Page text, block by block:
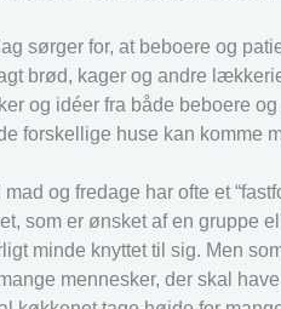
sørger for, at beboere og
brød, kager og andre
og idéer fra både beboere
forskellige huse kan komme
og fredage har ofte et
som er ønsket af en gruppe
minde knyttet til sig. Men
mennesker, der skal